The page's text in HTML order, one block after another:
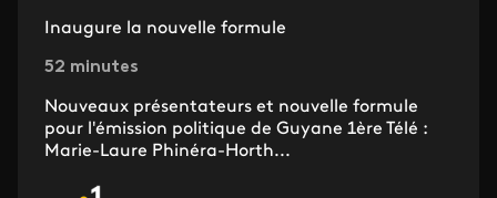
Inaugure la nouvelle formule
52 minutes
Nouveaux présentateurs et nouvelle formule
pour l'émission politique de Guyane 1ère Télé :
Marie-Laure Phinéra-Horth...